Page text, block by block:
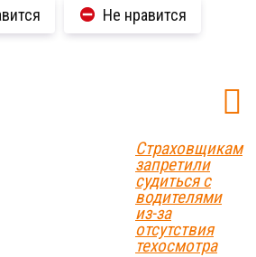
Не нравится
Страховщикам
запретили
судиться с
водителями
из-за
отсутствия
техосмотра